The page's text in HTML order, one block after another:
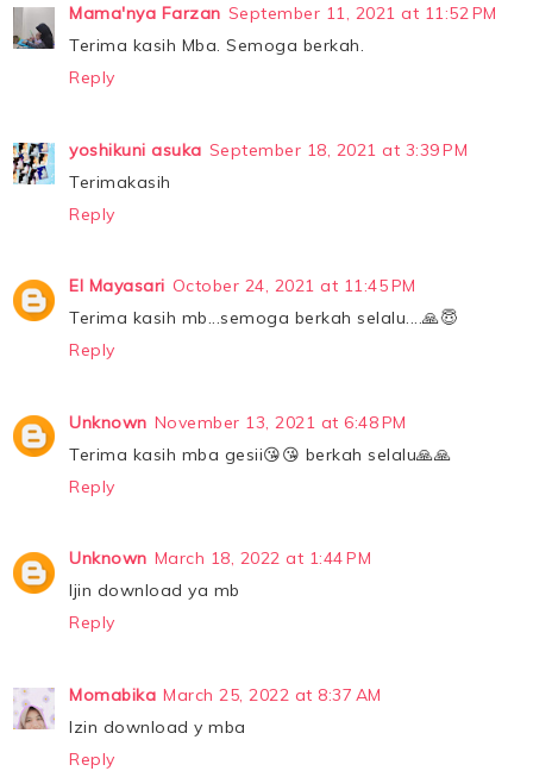
Mama'nya Farzan September 11, 2021 at 11:52 PM
Terima kasih Mba. Semoga berkah.
Reply
yoshikuni asuka September 18, 2021 at 3:39 PM
Terimakasih
Reply
El Mayasari October 24, 2021 at 11:45 PM
Terima kasih mb...semoga berkah selalu....🙏😇
Reply
Unknown November 13, 2021 at 6:48 PM
Terima kasih mba gesii😘😘 berkah selalu🙏🙏
Reply
Unknown March 18, 2022 at 1:44 PM
Ijin download ya mb
Reply
Momabika March 25, 2022 at 8:37 AM
Izin download y mba
Reply